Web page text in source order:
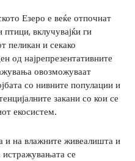
Езеро е веќе отпочнат
вклучувајќи ги
пеликан и секако
од најрепрезентативните
овозможуваат
со нивните популации и
закани со кои се
екосистем.
и на влажните живеалишта и
се